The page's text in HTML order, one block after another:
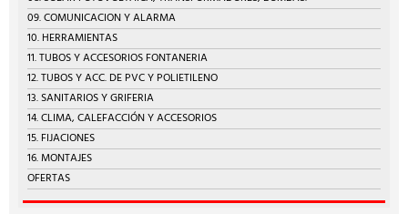
09. COMUNICACION Y ALARMA
10. HERRAMIENTAS
11. TUBOS Y ACCESORIOS FONTANERIA
12. TUBOS Y ACC. DE PVC Y POLIETILENO
13. SANITARIOS Y GRIFERIA
14. CLIMA, CALEFACCIÓN Y ACCESORIOS
15. FIJACIONES
16. MONTAJES
OFERTAS